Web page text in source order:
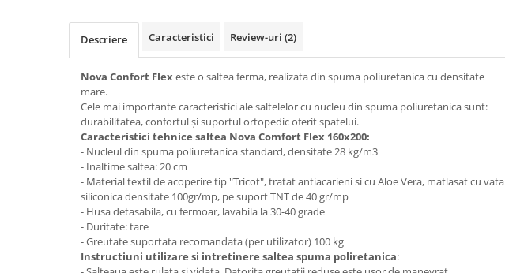
Top saltele 10 cm
Top saltele memory 5 cm
Saltele ieftine
Saltele cu plasa de arcuri
Saltele cu spuma
Mobilier bucatarie
Mese bucatarie
Scaune pentru bucatarie
Mobila bucatarie
Seturi mese si scaune bucatarie
Suporturi si rafturi pantofi
Portmantouri
Seturi mobilier hol
Stender haine
Descriere Caracteristici Review-uri (2)
Nova Confort Flexeste o saltea ferma, realizata din spuma poliuretanica cu densitate
mare.
Cele mai importante caracteristici ale saltelelor cu nucleu din spuma poliuretanica sunt:
durabilitatea, confortul și suportul ortopedic oferit spatelui.
Caracteristici tehnice saltea Nova Comfort Flex 160x200:
- Nucleul din spuma poliuretanica standard, densitate 28 kg/m3
- Inaltime saltea: 20 cm
- Material textil de acoperire tip "Tricot", tratat antiacarieni si cu Aloe Vera, matlasat cu vata
siliconica densitate 100gr/mp, pe suport TNT de 40 gr/mp
- Husa detasabila, cu fermoar, lavabila la 30-40 grade
- Duritate: tare
- Greutate suportata recomandata (per utilizator) 100 kg
Instructiuni utilizare si intretinere saltea spuma poliretanica: